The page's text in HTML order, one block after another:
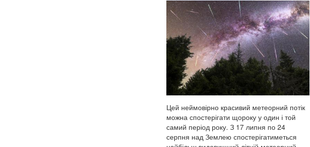
Цей неймовірно красивий метеорний потік
можна спостерігати щороку у один і той
самий період року. З 17 липня по 24
серпня над Землею спостерігатиметься